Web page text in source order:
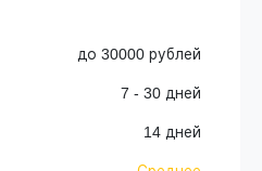
до 30000 рублей
7 - 30 дней
14 дней